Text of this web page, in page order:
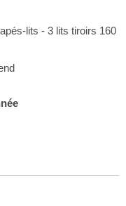
lits - 3 lits tiroirs 160